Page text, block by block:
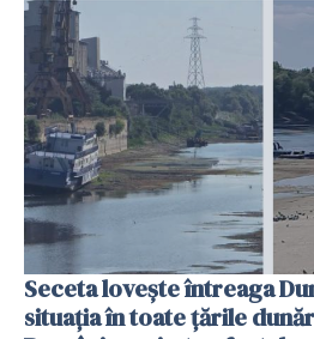
Seceta lovește întreaga
situația în toate țările